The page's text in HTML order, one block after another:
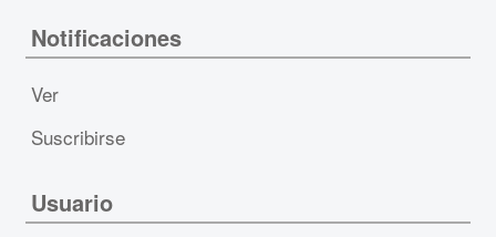
Notificaciones
Ver
Suscribirse
Usuario